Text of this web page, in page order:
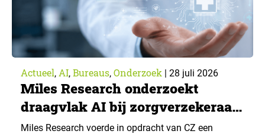
Actueel, AI, Bureaus, Onderzoek | 28 juli 2026
Miles Research onderzoekt
draagvlak AI bij zorgverzekeraar
CZ
Miles Research voerde in opdracht van CZ een